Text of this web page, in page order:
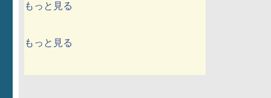
もっと見る
もっと見る